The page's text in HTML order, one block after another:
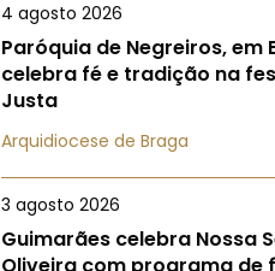
4 agosto 2026
Paróquia de Negreiros, em
celebra fé e tradição na
Justa
Arquidiocese de Braga
3 agosto 2026
Guimarães celebra Nossa